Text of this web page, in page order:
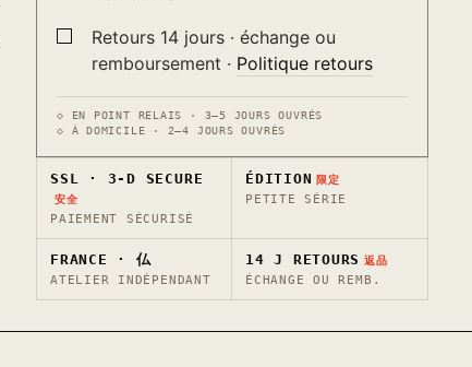
Retours 14 jours · échange ou
remboursement · Politique retours
◇ EN POINT RELAIS · 3–5 JOURS OUVRÉS
◇ À DOMICILE · 2–4 JOURS OUVRÉS
SSL · 3-D SECURE
安全
PAIEMENT SÉCURISÉ
ÉDITION 限定
PETITE SÉRIE
FRANCE · 仏
ATELIER INDÉPENDANT
14 J RETOURS 返品
ÉCHANGE OU REMB.